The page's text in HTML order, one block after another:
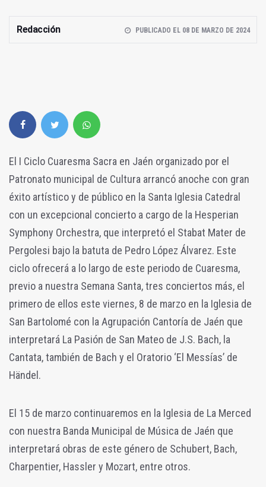
Redacción PUBLICADO EL 08 DE MARZO DE 2024
El I Ciclo Cuaresma Sacra en Jaén organizado por el
Patronato municipal de Cultura arrancó anoche con gran
éxito artístico y de público en la Santa Iglesia Catedral
con un excepcional concierto a cargo de la Hesperian
Symphony Orchestra, que interpretó el Stabat Mater de
Pergolesi bajo la batuta de Pedro López Álvarez. Este
ciclo ofrecerá a lo largo de este periodo de Cuaresma,
previo a nuestra Semana Santa, tres conciertos más, el
primero de ellos este viernes, 8 de marzo en la Iglesia de
San Bartolomé con la Agrupación Cantoría de Jaén que
interpretará La Pasión de San Mateo de J.S. Bach, la
Cantata, también de Bach y el Oratorio ‘El Messías’ de
Händel.
El 15 de marzo continuaremos en la Iglesia de La Merced
con nuestra Banda Municipal de Música de Jaén que
interpretará obras de este género de Schubert, Bach,
Charpentier, Hassler y Mozart, entre otros.